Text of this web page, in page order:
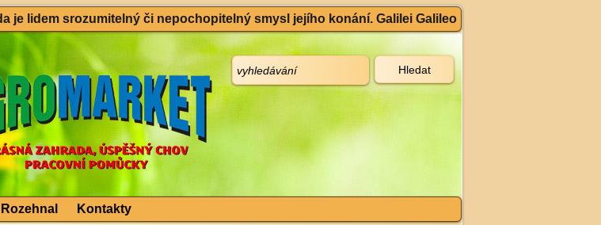
je lidem srozumitelný či nepochopitelný smysl jejího konání. Galilei Galileo
Kontakty